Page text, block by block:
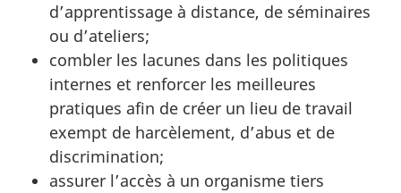
d’apprentissage à distance, de séminaires
ou d’ateliers;
combler les lacunes dans les politiques
internes et renforcer les meilleures
pratiques afin de créer un lieu de travail
exempt de harcèlement, d’abus et de
discrimination;
assurer l’accès à un organisme tiers